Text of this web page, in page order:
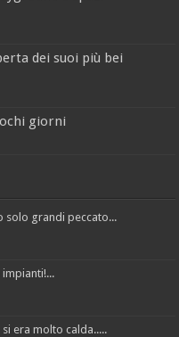
dei suoi più bei
giorni
solo grandi peccato...
era molto calda.....